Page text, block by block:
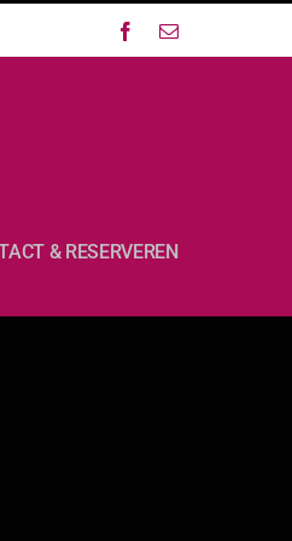
Facebook
E-
& RESERVEREN